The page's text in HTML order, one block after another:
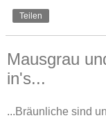
Teilen
Mausgrau
in's...
...Bräunliche sind